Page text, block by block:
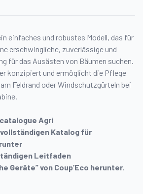
einfaches und robustes Modell, das für
erschwingliche, zuverlässige und
für das Ausästen von Bäumen suchen.
konzipiert und ermöglicht die Pflege
Feldrand oder Windschutzgürteln bei
Agri
Katalog für
Leitfaden
Geräte” von Coup’Eco herunter.